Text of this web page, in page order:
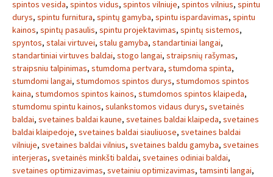
spintos vesida, spintos vidus, spintos vilniuje, spintos vilnius, spintu
durys, spintu furnitura, spintų gamyba, spintu ispardavimas, spintu
kainos, spintų pasaulis, spintu projektavimas, spintų sistemos,
spyntos, stalai virtuvei, stalu gamyba, standartiniai langai,
standartiniai virtuves baldai, stogo langai, straipsnių rašymas,
straipsniu talpinimas, stumdoma pertvara, stumdoma spinta,
stumdomi langai, stumdomos spintos durys, stumdomos spintos
kaina, stumdomos spintos kainos, stumdomos spintos klaipeda,
stumdomu spintu kainos, sulankstomos vidaus durys, svetainės
baldai, svetaines baldai kaune, svetaines baldai klaipeda, svetaines
baldai klaipedoje, svetaines baldai siauliuose, svetaines baldai
vilniuje, svetaines baldai vilnius, svetaines baldu gamyba, svetaines
interjeras, svetainės minkšti baldai, svetaines odiniai baldai,
svetaines optimizavimas, svetainiu optimizavimas, tamsinti langai,